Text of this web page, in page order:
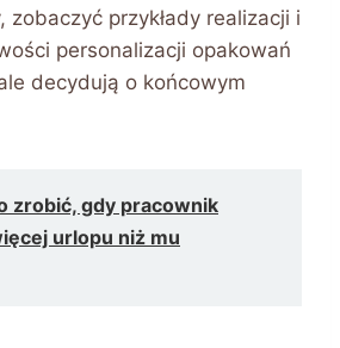
zobaczyć przykłady realizacji i
personalizacji opakowań
decydują o końcowym
zrobić, gdy pracownik
urlopu niż mu